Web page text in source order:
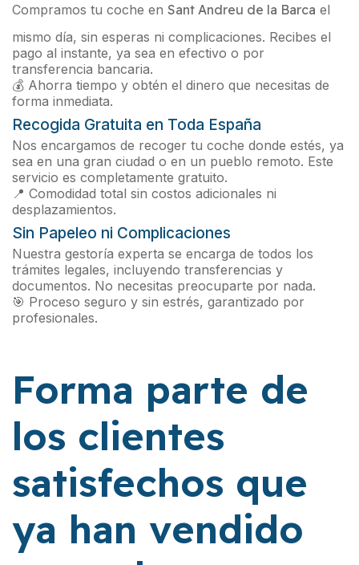
Compramos tu coche en Sant Andreu de la Barca el
mismo día, sin esperas ni complicaciones. Recibes el
pago al instante, ya sea en efectivo o por
transferencia bancaria.
💰 Ahorra tiempo y obtén el dinero que necesitas de
forma inmediata.
Recogida Gratuita en Toda España
Nos encargamos de recoger tu coche donde estés, ya
sea en una gran ciudad o en un pueblo remoto. Este
servicio es completamente gratuito.
📍 Comodidad total sin costos adicionales ni
desplazamientos.
Sin Papeleo ni Complicaciones
Nuestra gestoría experta se encarga de todos los
trámites legales, incluyendo transferencias y
documentos. No necesitas preocuparte por nada.
🎯 Proceso seguro y sin estrés, garantizado por
profesionales.
Forma parte de
los clientes
satisfechos que
ya han vendido